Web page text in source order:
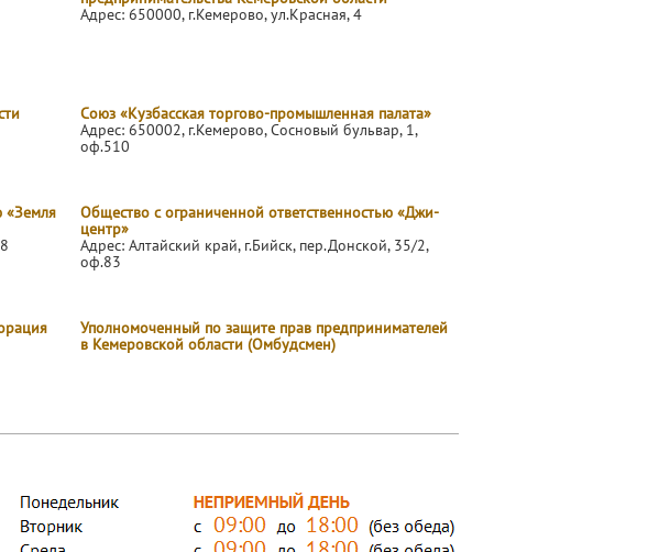
Адрес: 650000, г.Кемерово, ул.Красная, 4
Союз «Кузбасская торгово-промышленная палата»
Адрес: 650002, г.Кемерово, Сосновый бульвар, 1,
оф.510
«Земля
Общество с ограниченной ответственностью «Джи-
центр»
Адрес: Алтайский край, г.Бийск, пер.Донской, 35/2,
оф.83
Уполномоченный по защите прав предпринимателей
в Кемеровской области (Омбудсмен)